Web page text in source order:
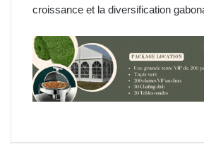
croissance et la diversification